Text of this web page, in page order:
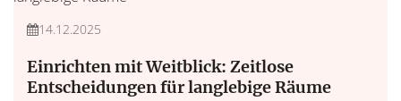
14.12.2025
Einrichten mit Weitblick: Zeitlose
Entscheidungen für langlebige Räume